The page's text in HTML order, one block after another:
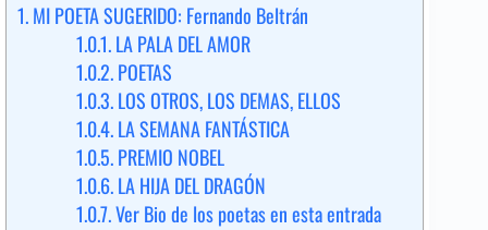
1.MI POETA SUGERIDO: Fernando Beltrán
1.0.1.LA PALA DEL AMOR
1.0.2.POETAS
1.0.3.LOS OTROS, LOS DEMAS, ELLOS
1.0.4.LA SEMANA FANTÁSTICA
1.0.5.PREMIO NOBEL
1.0.6.LA HIJA DEL DRAGÓN
1.0.7.Ver Bio de los poetas en esta entrada